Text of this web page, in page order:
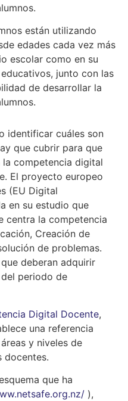
están utilizando
edades cada vez más
escolar como en su
junto con las
de desarrollar la
identificar cuáles son
que cubrir para que
la competencia digital
El proyecto europeo
(EU Digital
en su estudio que
centra la competencia
Creación de
de problemas.
deberan adquirir
periodo de
Digital Docente,
una referencia
y niveles de
docentes.
que ha
),